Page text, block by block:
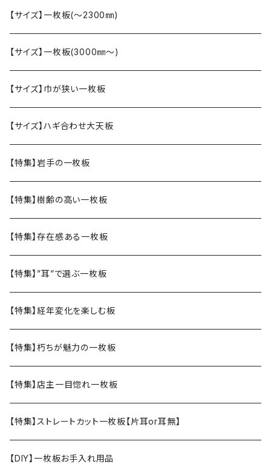
【サイズ】一枚板(〜2300㎜)
【サイズ】一枚板(3000㎜〜)
【サイズ】巾が狭い一枚板
【サイズ】ハギ合わせ大天板
【特集】岩手の一枚板
【特集】樹齢の高い一枚板
【特集】存在感ある一枚板
【特集】”耳”で選ぶ一枚板
【特集】経年変化を楽しむ板
【特集】朽ちが魅力の一枚板
【特集】店主一目惚れ一枚板
【特集】ストレートカット一枚板【片耳or耳無】
【DIY】一枚板お手入れ用品